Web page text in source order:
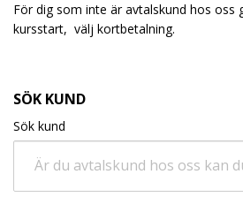
För dig som inte är avtalskund hos oss
kursstart, välj kortbetalning.
SÖK KUND
Sök kund
Är du avtalskund hos oss kan